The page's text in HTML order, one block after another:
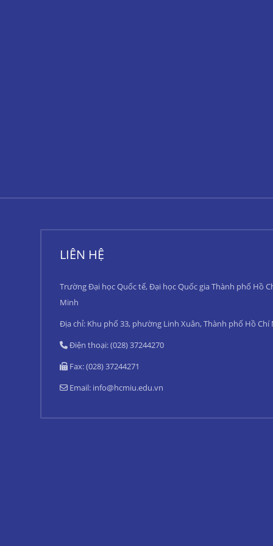
LIÊN HỆ
Trường Đại học Quốc tế, Đại học Quốc gia Thành phố Hồ
Minh
Địa chỉ: Khu phố 33, phường Linh Xuân, Thành phố Hồ Chí
Điện thoại: (028) 37244270
Fax: (028) 37244271
Email: info@hcmiu.edu.vn